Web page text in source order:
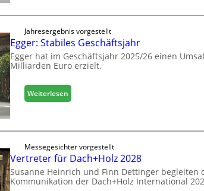
g
i
t
a
l
s
i
t
c
h
e
e
r
ö
n
o
g
i
s
Jahresergebnis vorgestellt
Egger: Stabiles Geschäftsjahr
Egger hat im Geschäftsjahr 2025/26 einen
Milliarden Euro erzielt.
Weiterlesen:
E
r
S
t
Messegesichter vorgestellt
Vertreter für Dach+Holz 2028
Susanne Heinrich und Finn Dettinger begleiten
Kommunikation der Dach+Holz International